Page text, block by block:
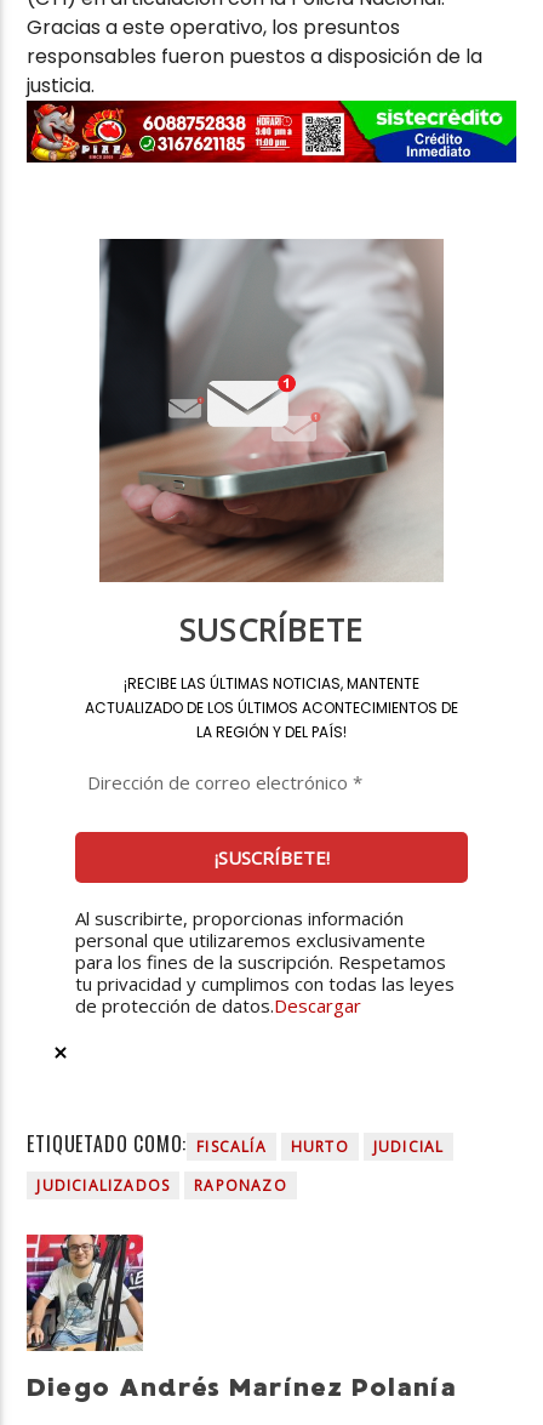
Gracias a este operativo, los presuntos
responsables fueron puestos a disposición de la
justicia.
SUSCRÍBETE
¡RECIBE LAS ÚLTIMAS NOTICIAS, MANTENTE
ACTUALIZADO DE LOS ÚLTIMOS ACONTECIMIENTOS DE
LA REGIÓN Y DEL PAÍS!
Al suscribirte, proporcionas información
personal que utilizaremos exclusivamente
para los fines de la suscripción. Respetamos
tu privacidad y cumplimos con todas las leyes
de protección de datos.Descargar
ETIQUETADO COMO: FISCALÍA HURTO
JUDICIAL
JUDICIALIZADOS
RAPONAZO
Diego Andrés Marínez Polanía